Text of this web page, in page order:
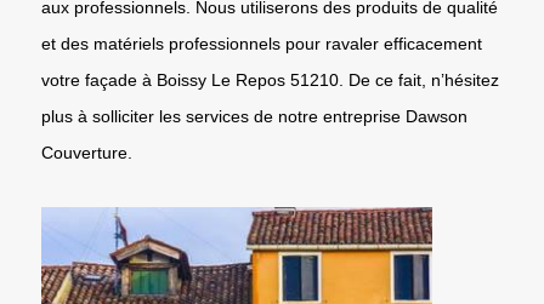
aux professionnels. Nous utiliserons des produits de qualité
et des matériels professionnels pour ravaler efficacement
votre façade à Boissy Le Repos 51210. De ce fait, n’hésitez
plus à solliciter les services de notre entreprise Dawson
Couverture.